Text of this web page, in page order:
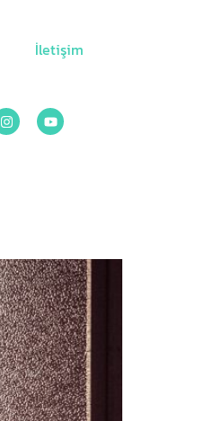
İletişim